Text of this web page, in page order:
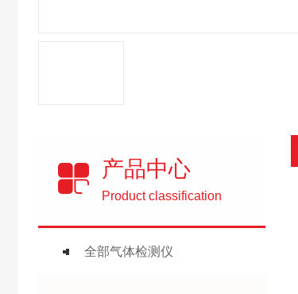
产品中心
Product classification
全部气体检测仪